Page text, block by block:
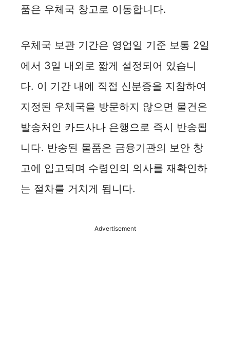
품은 우체국 창고로 이동합니다.
우체국 보관 기간은 영업일 기준 보통 2일
에서 3일 내외로 짧게 설정되어 있습니
다. 이 기간 내에 직접 신분증을 지참하여
지정된 우체국을 방문하지 않으면 물건은
발송처인 카드사나 은행으로 즉시 반송됩
니다. 반송된 물품은 금융기관의 보안 창
고에 입고되며 수령인의 의사를 재확인하
는 절차를 거치게 됩니다.
Advertisement